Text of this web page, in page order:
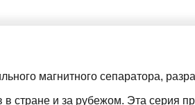
магнитного сепаратора,
стране и за рубежом. Эта серия